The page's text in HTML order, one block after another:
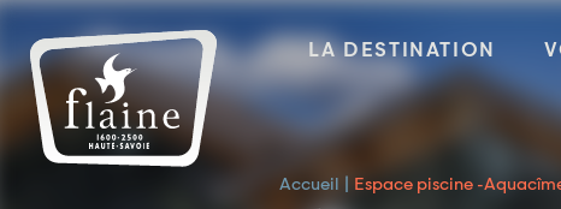
LA DESTINATION
Accueil Espace piscine -